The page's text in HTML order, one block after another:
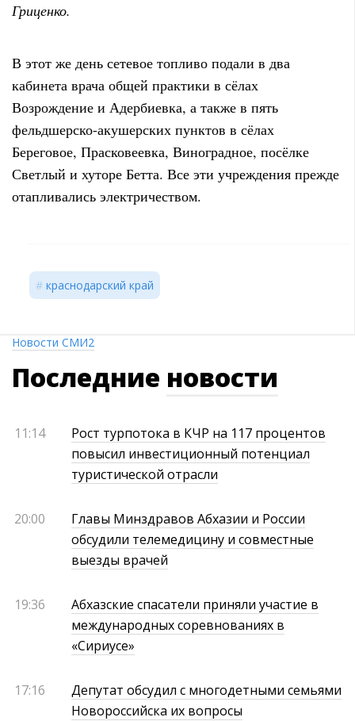
Гриценко.
В этот же день сетевое топливо подали в два
кабинета врача общей практики в сёлах
Возрождение и Адербиевка, а также в пять
фельдшерско-акушерских пунктов в сёлах
Береговое, Прасковеевка, Виноградное, посёлке
Светлый и хуторе Бетта. Все эти учреждения прежде
отапливались электричеством.
краснодарский край
Новости СМИ2
Последние новости
11:14
Рост турпотока в КЧР на 117 процентов
повысил инвестиционный потенциал
туристической отрасли
20:00
Главы Минздравов Абхазии и России
обсудили телемедицину и совместные
выезды врачей
19:36
Абхазские спасатели приняли участие в
международных соревнованиях в
«Сириусе»
17:16
Депутат обсудил с многодетными семьями
Новороссийска их вопросы